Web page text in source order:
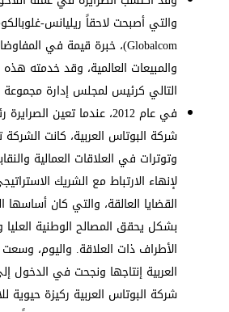
والتي أصبحت لاحقاً ريليانس-
Globalcom)، خبرة قيمة في
والمبيعات العالمية، وقد خدمته
التالي كرئيس لمجلس إدارة مجموعة
في عام 2012، عندما تعين
شركة البوتاس العربية، كانت
وتوترات في العلاقات العمالية
لإنهاء الارتباط مع الشريك
القضايا العالقة، والتي كان أساسها
بشكل يحقق المصالح الوطنية العليا
الأطراف ذات العلاقة. واليوم،
العربية إنتاجها ونجحت في الدخول
شركة البوتاس العربية ركيزة حيوية